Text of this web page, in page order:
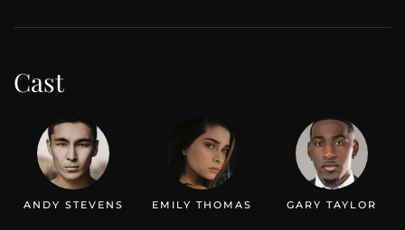
Cast
ANDY STEVENS EMILY THOMAS GARY TAYLOR